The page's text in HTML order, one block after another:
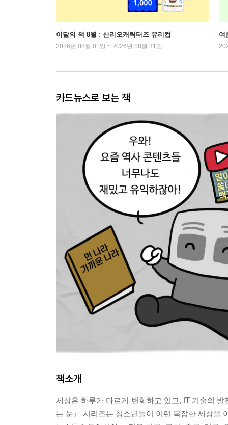
이달의 책 8월 : 산리오캐릭터즈 유리컵
2026년 08월 01일 ~ 2026년 08월 31일
여
카드뉴스로 보는 책
책소개
세상은 하루가 다르게 변화하고 있고, IT 기술의
는 눈』 시리즈는 청소년들이 이런 복잡한 세상을